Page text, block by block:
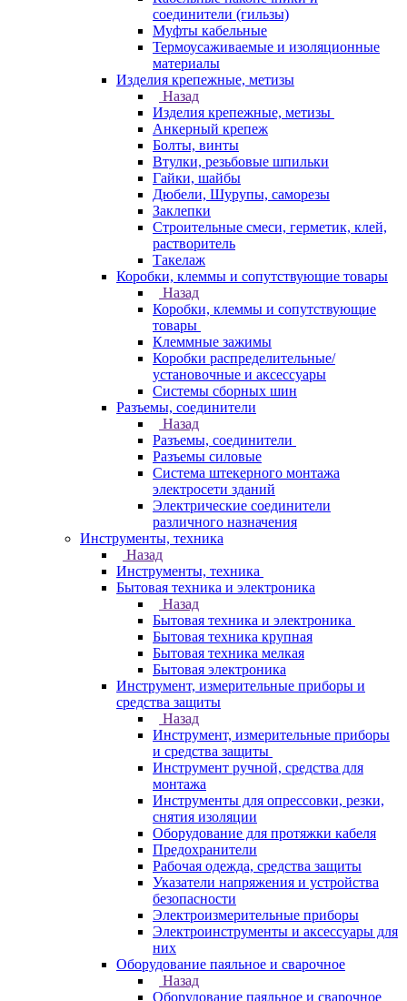
соединители (гильзы)
Муфты кабельные
Термоусаживаемые и изоляционные
материалы
Изделия крепежные, метизы
Назад
Изделия крепежные, метизы
Анкерный крепеж
Болты, винты
Втулки, резьбовые шпильки
Гайки, шайбы
Дюбели, Шурупы, саморезы
Заклепки
Строительные смеси, герметик, клей,
растворитель
Такелаж
Коробки, клеммы и сопутствующие товары
Назад
Коробки, клеммы и сопутствующие
товары
Клеммные зажимы
Коробки распределительные/
установочные и аксессуары
Системы сборных шин
Разъемы, соединители
Назад
Разъемы, соединители
Разъемы силовые
Система штекерного монтажа
электросети зданий
Электрические соединители
различного назначения
Инструменты, техника
Назад
Инструменты, техника
Бытовая техника и электроника
Назад
Бытовая техника и электроника
Бытовая техника крупная
Бытовая техника мелкая
Бытовая электроника
Инструмент, измерительные приборы и
средства защиты
Назад
Инструмент, измерительные приборы
и средства защиты
Инструмент ручной, средства для
монтажа
Инструменты для опрессовки, резки,
снятия изоляции
Оборудование для протяжки кабеля
Предохранители
Рабочая одежда, средства защиты
Указатели напряжения и устройства
безопасности
Электроизмерительные приборы
Электроинструменты и аксессуары для
них
Оборудование паяльное и сварочное
Назад
Оборудование паяльное и сварочное